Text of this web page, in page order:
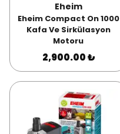
Eheim
Eheim Compact On 1000
Kafa Ve Sirkülasyon
Motoru
2,900.00 ₺